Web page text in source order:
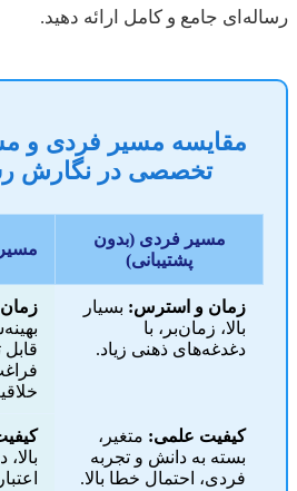
رساله‌ای جامع و کامل ارائه دهید.
مقایسه مسیر فردی و
تخصصی در نگارش
مسیر فردی (بدون
پشتیبانی)
زمان و استرس: بسیار
بالا، زمان‌بر، با
دغدغه‌های ذهنی زیاد.
کیفیت علمی: متغیر،
بسته به دانش و تجربه
فردی، احتمال خطا بالا.